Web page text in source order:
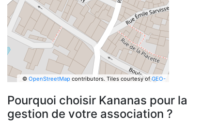
© OpenStreetMapcontributors. Tiles courtesy ofGEO-
Pourquoi choisir Kananas pour la
gestion de votre association ?